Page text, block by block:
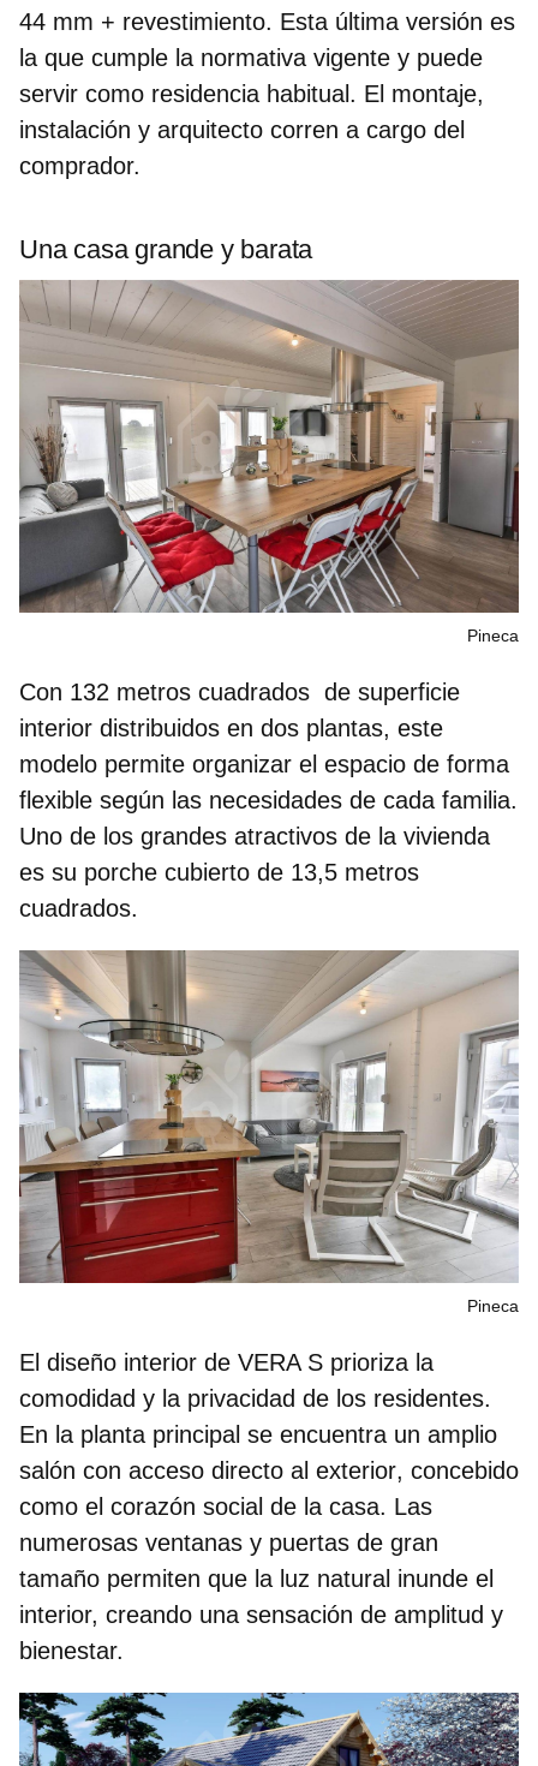
44 mm + revestimiento. Esta última versión es
la que cumple la normativa vigente y puede
servir como residencia habitual. El montaje,
instalación y arquitecto corren a cargo del
comprador.
Una casa grande y barata
Pineca
Con 132 metros cuadrados de superficie
interior distribuidos en dos plantas, este
modelo permite organizar el espacio de forma
flexible según las necesidades de cada familia.
Uno de los grandes atractivos de la vivienda
es su porche cubierto de 13,5 metros
cuadrados.
Pineca
El diseño interior de VERA S prioriza la
comodidad y la privacidad de los residentes.
En la planta principal se encuentra un amplio
salón con acceso directo al exterior, concebido
como el corazón social de la casa. Las
numerosas ventanas y puertas de gran
tamaño permiten que la luz natural inunde el
interior, creando una sensación de amplitud y
bienestar.